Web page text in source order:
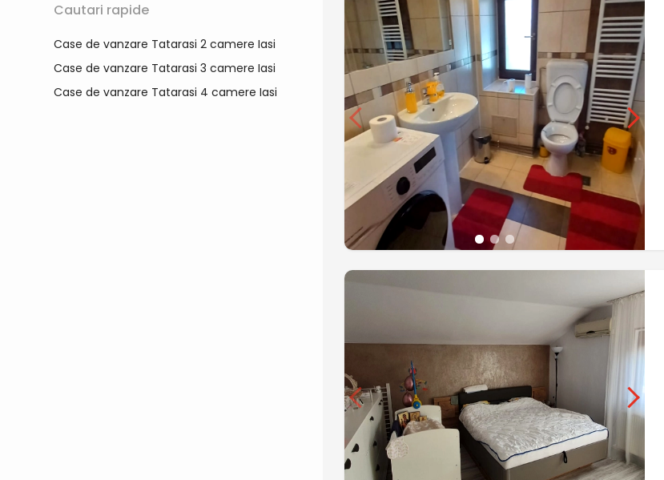
Cautari rapide
Case de vanzare Tatarasi 2 camere Iasi
Case de vanzare Tatarasi 3 camere Iasi
Case de vanzare Tatarasi 4 camere Iasi